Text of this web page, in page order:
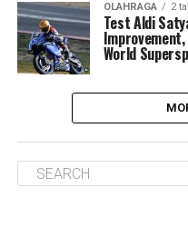
OLAHRAGA 2
Test Aldi
World